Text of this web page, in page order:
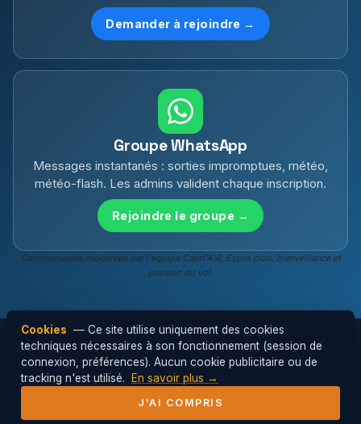
Demander à rejoindre →
Groupe WhatsApp
Messages instantanés : sorties impromptues, météo,
météo-flash. Les admins valident chaque inscription.
Rejoindre le groupe →
Communautés modérées par l'équipe Cabri'AIR. Esprit club, bienveillance et
passion du vol.
© 2026 Cabri'AIR — Club de parapente de
l'Hérault ·Mentions légales
Cookies — Ce site utilise uniquement des cookies
techniques nécessaires à son fonctionnement (session de
connexion, préférences). Aucun cookie publicitaire ou de
tracking n'est utilisé.
En savoir plus →
J'AI COMPRIS